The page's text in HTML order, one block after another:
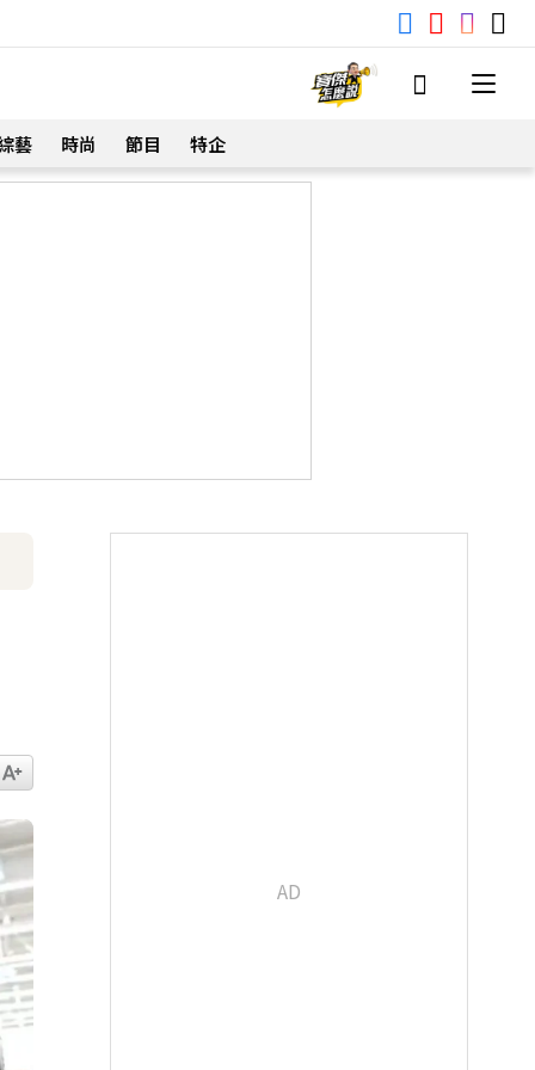
藝 時尚 節目 特企